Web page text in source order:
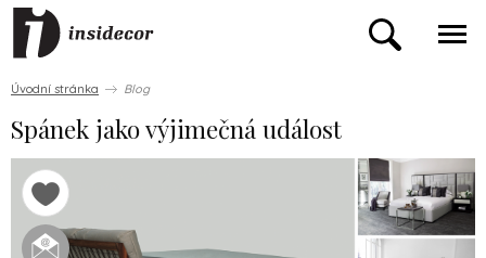
Úvodní stránka Blog
Spánek jako výjimečná událost